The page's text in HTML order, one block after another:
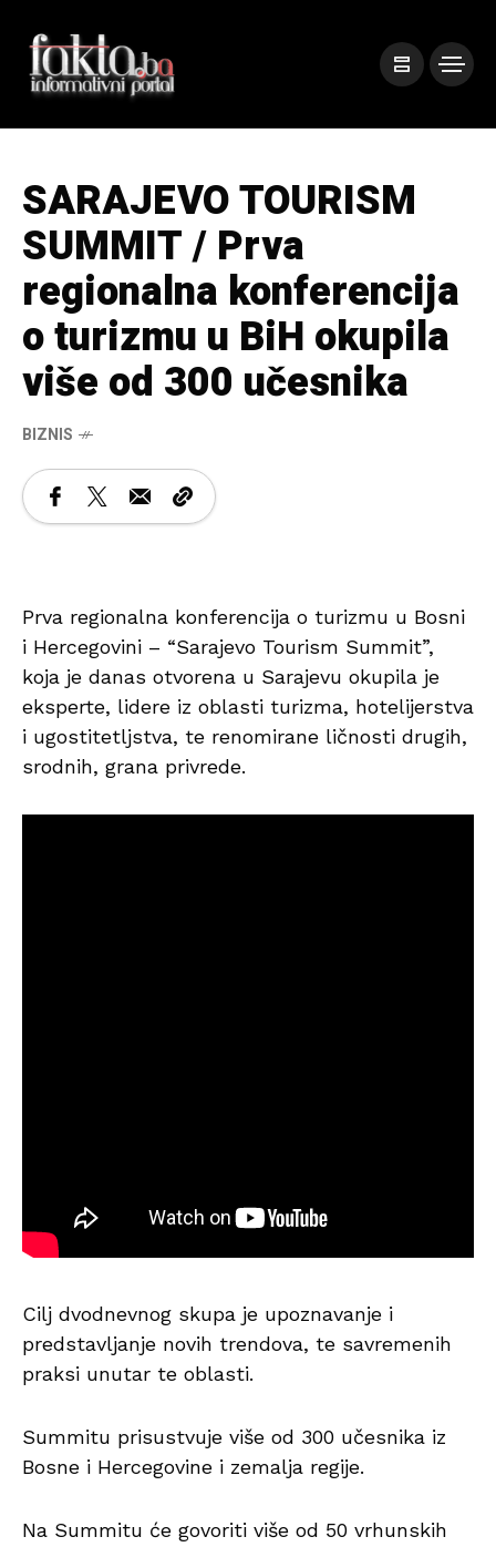
SARAJEVO TOURISM
SUMMIT / Prva
regionalna konferencija
o turizmu u BiH okupila
više od 300 učesnika
BIZNIS
Prva regionalna konferencija o turizmu u Bosni
i Hercegovini – “Sarajevo Tourism Summit”,
koja je danas otvorena u Sarajevu okupila je
eksperte, lidere iz oblasti turizma, hotelijerstva
i ugostitetljstva, te renomirane ličnosti drugih,
srodnih, grana privrede.
Cilj dvodnevnog skupa je upoznavanje i
predstavljanje novih trendova, te savremenih
praksi unutar te oblasti.
Summitu prisustvuje više od 300 učesnika iz
Bosne i Hercegovine i zemalja regije.
Na Summitu će govoriti više od 50 vrhunskih